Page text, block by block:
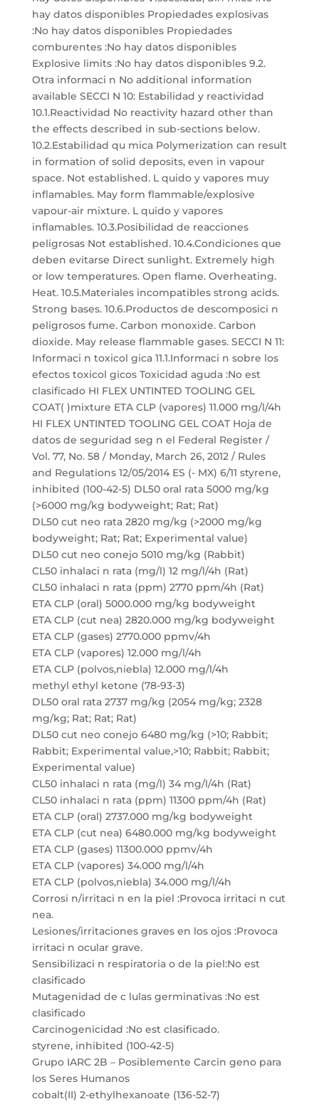
DL50 cut neo rata 2820 mg/kg (>2000 mg/kg
bodyweight; Rat; Rat; Experimental value)
DL50 cut neo conejo 5010 mg/kg (Rabbit)
CL50 inhalaci n rata (mg/l) 12 mg/l/4h (Rat)
CL50 inhalaci n rata (ppm) 2770 ppm/4h (Rat)
ETA CLP (oral) 5000.000 mg/kg bodyweight
ETA CLP (cut nea) 2820.000 mg/kg bodyweight
ETA CLP (gases) 2770.000 ppmv/4h
ETA CLP (vapores) 12.000 mg/l/4h
ETA CLP (polvos,niebla) 12.000 mg/l/4h
methyl ethyl ketone (78-93-3)
DL50 oral rata 2737 mg/kg (2054 mg/kg; 2328
mg/kg; Rat; Rat; Rat)
DL50 cut neo conejo 6480 mg/kg (>10; Rabbit;
Rabbit; Experimental value,>10; Rabbit; Rabbit;
Experimental value)
CL50 inhalaci n rata (mg/l) 34 mg/l/4h (Rat)
CL50 inhalaci n rata (ppm) 11300 ppm/4h (Rat)
ETA CLP (oral) 2737.000 mg/kg bodyweight
ETA CLP (cut nea) 6480.000 mg/kg bodyweight
ETA CLP (gases) 11300.000 ppmv/4h
ETA CLP (vapores) 34.000 mg/l/4h
ETA CLP (polvos,niebla) 34.000 mg/l/4h
Corrosi n/irritaci n en la piel :Provoca irritaci n cut
nea.
Lesiones/irritaciones graves en los ojos :Provoca
irritaci n ocular grave.
Sensibilizaci n respiratoria o de la piel:No est
clasificado
Mutagenidad de c lulas germinativas :No est
clasificado
Carcinogenicidad :No est clasificado.
styrene, inhibited (100-42-5)
Grupo IARC 2B – Posiblemente Carcin geno para
los Seres Humanos
cobalt(II) 2-ethylhexanoate (136-52-7)